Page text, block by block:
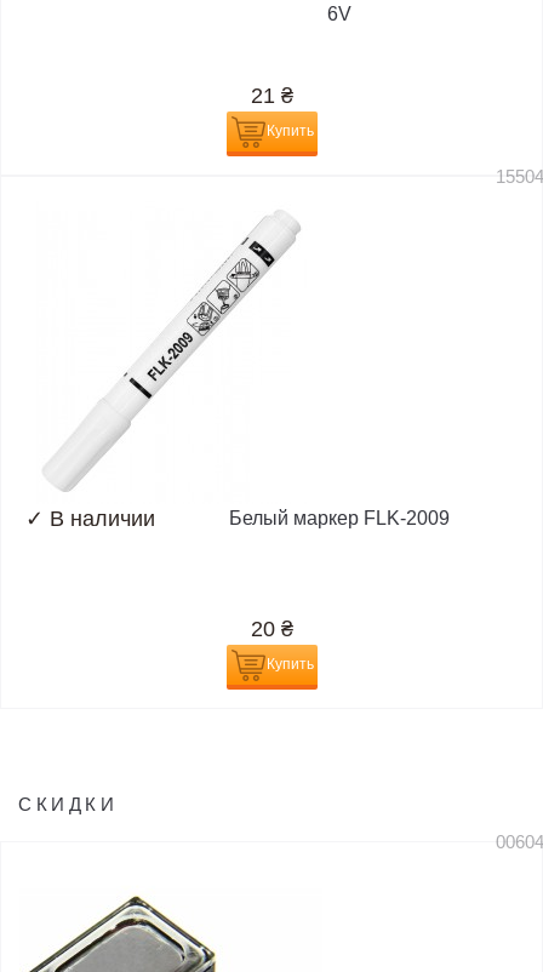
6V
21 ₴
Купить
✓ В наличии Белый маркер FLK-2009
20 ₴
Купить
СКИДКИ